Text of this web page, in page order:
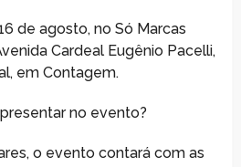
de agosto, no Só Marcas
Cardeal Eugênio Pacelli,
em Contagem.
no evento?
o evento contará com as